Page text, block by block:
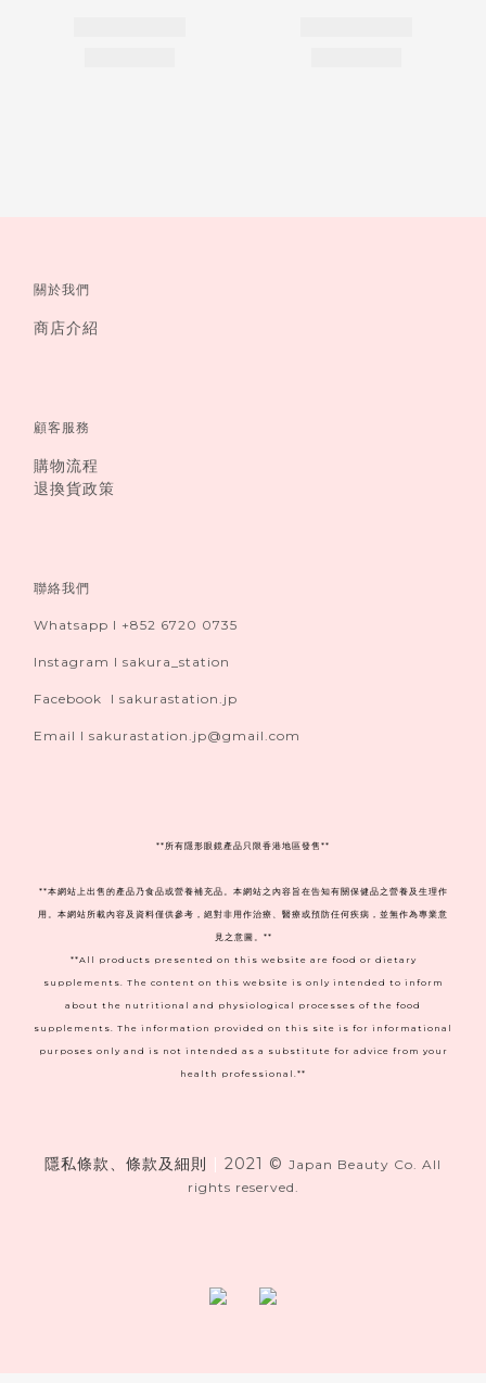
關於我們
商店介紹
顧客服務
購物流程
退換貨政策
聯絡我們
Whatsapp I +852 6720 0735
Instagram I sakura_station
Facebook I sakurastation.jp
Email I sakurastation.jp@gmail.com
** 所有隱形眼鏡產品只限香港地區發售**
**本網站上出售的產品乃食品或營養補充品。本網站之內容旨在告知有關保健品之營養及生理作
用。本網站所載內容及資料僅供參考，絕對非用作治療、醫療或預防任何疾病，並無作為專業意
見之意圖。**
**All products presented on this website are food or dietary
supplements. The content on this website is only intended to inform
about the nutritional and physiological processes of the food
supplements. The information provided on this site is for informational
purposes only and is not intended as a substitute for advice from your
health professional.**
隱私條款、條款及細則 2021 © Japan Beauty Co. All
rights reserved.